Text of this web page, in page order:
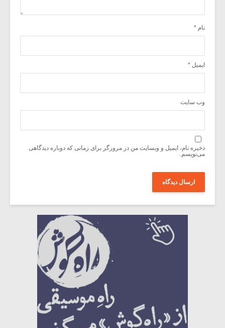
نام *
ایمیل *
وب‌ سایت
ذخیره نام، ایمیل و وبسایت من در مرورگر برای زمانی که دوباره دیدگاهی
می‌نویسم.